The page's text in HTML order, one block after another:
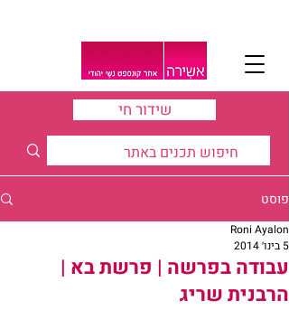
שידור חי
פוסט
עבודה בפרשה | פרשת בא |
הרבנית שריג
Roni Ayalon
5 בינו׳ 2014